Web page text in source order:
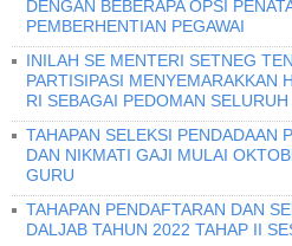
DENGAN BEBERAPA OPSI
PEMBERHENTIAN PEGAWAI
INILAH SE MENTERI SETNEG
PARTISIPASI MENYEMARAKKAN
RI SEBAGAI PEDOMAN
TAHAPAN SELEKSI PENDADAAN
DAN NIKMATI GAJI MULAI
GURU
TAHAPAN PENDAFTARAN DAN
DALJAB TAHUN 2022 TAHAP II